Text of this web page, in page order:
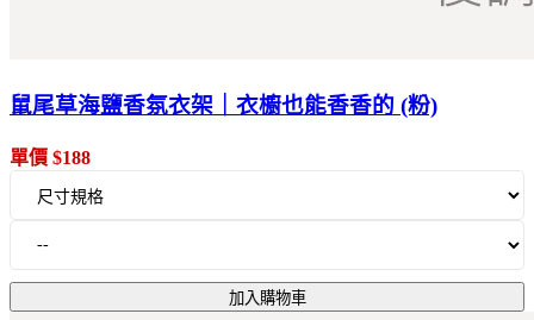
鼠尾草海鹽香氛衣架｜衣櫥也能香香的 (粉)
單價 $188
加入購物車